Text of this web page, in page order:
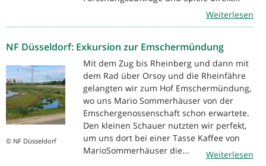
Weiterlesen
NF Düsseldorf: Exkursion zur Emschermündung
© NF Düsseldorf
Mit dem Zug bis Rheinberg und dann mit
dem Rad über Orsoy und die Rheinfähre
gelangten wir zum Hof Emschermündung,
wo uns Mario Sommerhäuser von der
Emschergenossenschaft schon erwartete.
Den kleinen Schauer nutzten wir perfekt,
um uns dort bei einer Tasse Kaffee von
MarioSommerhäuser die...
Weiterlesen